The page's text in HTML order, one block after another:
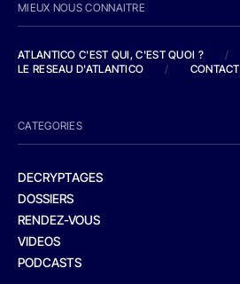
MIEUX NOUS CONNAITRE
ATLANTICO C'EST QUI, C'EST QUOI ?
/
LE RESEAU D'ATLANTICO
/ CONTACT
CATEGORIES
DECRYPTAGES
DOSSIERS
RENDEZ-VOUS
VIDEOS
PODCASTS